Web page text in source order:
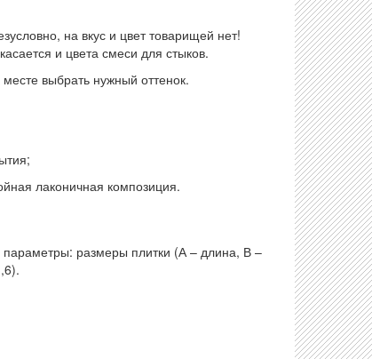
на вкус и цвет товарищей нет!
и цвета смеси для стыков.
выбрать нужный оттенок.
лаконичная композиция.
параметры: размеры плитки (А – длина, В –